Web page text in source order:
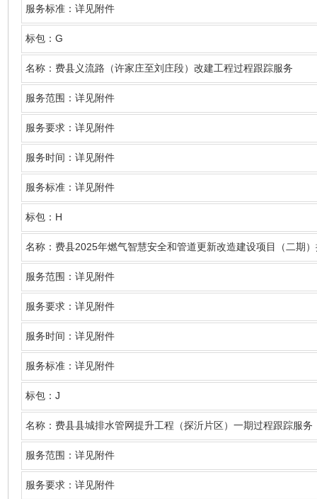
服务标准：详见附件
标包： G
名称：费县义流路（许家庄至刘庄段）改建工程过程跟踪服务
服务范围：详见附件
服务要求：详见附件
服务时间：详见附件
服务标准：详见附件
标包： H
名称：费县2025年燃气智慧安全和管道更新改造建设项目（二期
服务范围：详见附件
服务要求：详见附件
服务时间：详见附件
服务标准：详见附件
标包： J
名称：费县县城排水管网提升工程（探沂片区）一期过程跟踪服务
服务范围：详见附件
服务要求：详见附件